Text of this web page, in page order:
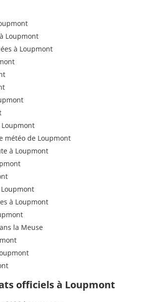
Loupmont
à Loupmont
météo de Loupmont
à Loupmont
à Loupmont
la Meuse
officiels à Loupmont